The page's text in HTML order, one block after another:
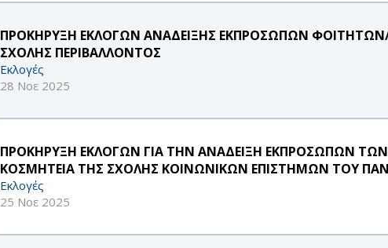
ΠΡΟΚΗΡΥΞΗ ΕΚΛΟΓΩΝ ΑΝΑΔΕΙΞΗΣ ΕΚΠΡΟΣΩΠΩΝ
ΣΧΟΛΗΣ ΠΕΡΙΒΑΛΛΟΝΤΟΣ
Εκλογές
28 Νοε 2025
ΠΡΟΚΗΡΥΞΗ ΕΚΛΟΓΩΝ ΓΙΑ ΤΗΝ ΑΝΑΔΕΙΞΗ ΕΚΠΡΟΣΩΠΩΝ
ΚΟΣΜΗΤΕΙΑ ΤΗΣ ΣΧΟΛΗΣ ΚΟΙΝΩΝΙΚΩΝ ΕΠΙΣΤΗΜΩΝ ΤΟΥ
Εκλογές
25 Νοε 2025